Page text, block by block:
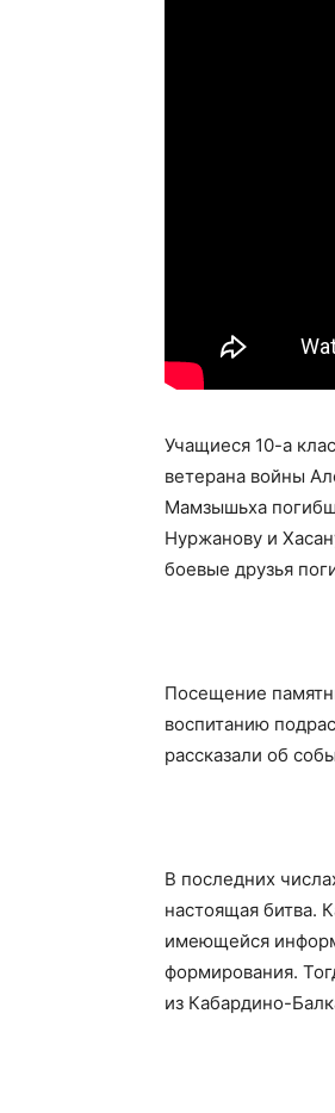
Учащиеся 10-а
ветерана войны
Мамзышьха
Нуржанову и
боевые друзья
Посещение
воспитанию
рассказали об
В последних
настоящая битва.
имеющейся
формирования.
из Кабардино-